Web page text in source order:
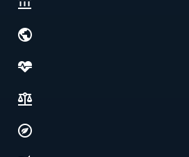
Politics & institutions
Society, justice & freedoms
Economy, environment & technology